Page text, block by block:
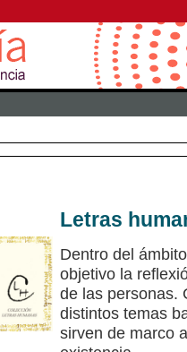
Letras
Dentro del
objetivo la
de las personas.
distintos temas
sirven de marco